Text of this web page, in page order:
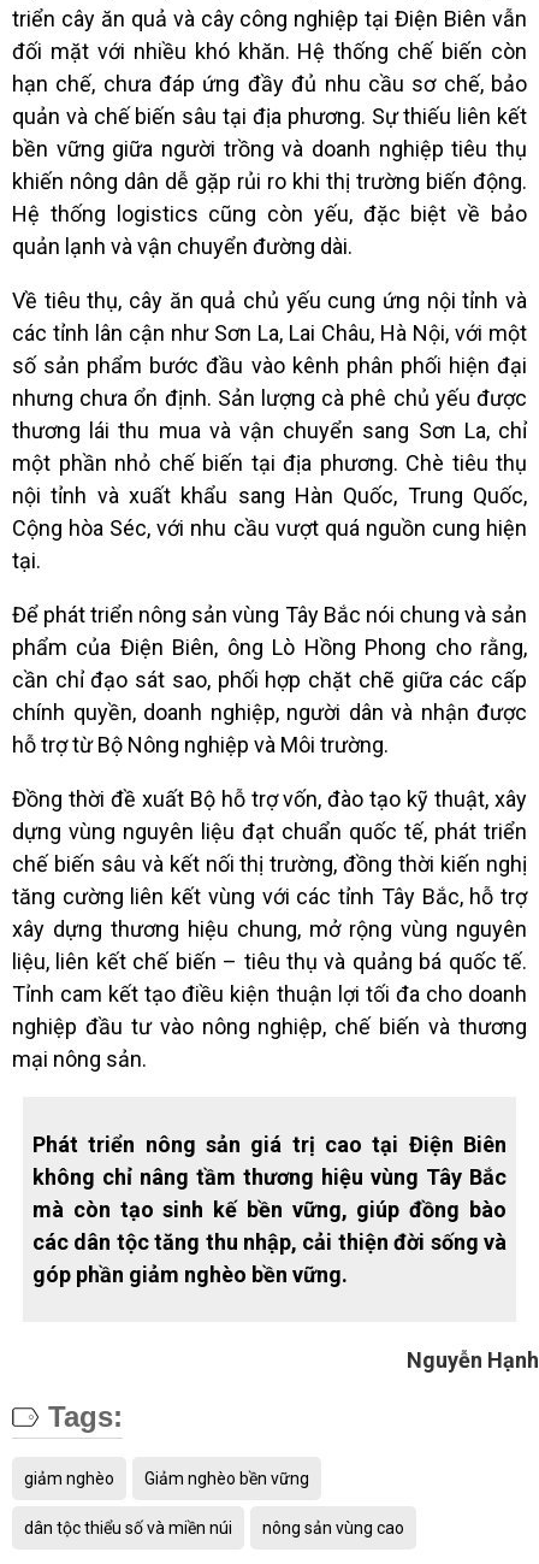
triển cây ăn quả và cây công nghiệp tại Điện Biên vẫn
đối mặt với nhiều khó khăn. Hệ thống chế biến còn
hạn chế, chưa đáp ứng đầy đủ nhu cầu sơ chế, bảo
quản và chế biến sâu tại địa phương. Sự thiếu liên kết
bền vững giữa người trồng và doanh nghiệp tiêu thụ
khiến nông dân dễ gặp rủi ro khi thị trường biến động.
Hệ thống logistics cũng còn yếu, đặc biệt về bảo
quản lạnh và vận chuyển đường dài.
Về tiêu thụ, cây ăn quả chủ yếu cung ứng nội tỉnh và
các tỉnh lân cận như Sơn La, Lai Châu, Hà Nội, với một
số sản phẩm bước đầu vào kênh phân phối hiện đại
nhưng chưa ổn định. Sản lượng cà phê chủ yếu được
thương lái thu mua và vận chuyển sang Sơn La, chỉ
một phần nhỏ chế biến tại địa phương. Chè tiêu thụ
nội tỉnh và xuất khẩu sang Hàn Quốc, Trung Quốc,
Cộng hòa Séc, với nhu cầu vượt quá nguồn cung hiện
tại.
Để phát triển nông sản vùng Tây Bắc nói chung và sản
phẩm của Điện Biên, ông Lò Hồng Phong cho rằng,
cần chỉ đạo sát sao, phối hợp chặt chẽ giữa các cấp
chính quyền, doanh nghiệp, người dân và nhận được
hỗ trợ từ Bộ Nông nghiệp và Môi trường.
Đồng thời đề xuất Bộ hỗ trợ vốn, đào tạo kỹ thuật, xây
dựng vùng nguyên liệu đạt chuẩn quốc tế, phát triển
chế biến sâu và kết nối thị trường, đồng thời kiến nghị
tăng cường liên kết vùng với các tỉnh Tây Bắc, hỗ trợ
xây dựng thương hiệu chung, mở rộng vùng nguyên
liệu, liên kết chế biến – tiêu thụ và quảng bá quốc tế.
Tỉnh cam kết tạo điều kiện thuận lợi tối đa cho doanh
nghiệp đầu tư vào nông nghiệp, chế biến và thương
mại nông sản.
Phát triển nông sản giá trị cao tại Điện Biên
không chỉ nâng tầm thương hiệu vùng Tây Bắc
mà còn tạo sinh kế bền vững, giúp đồng bào
các dân tộc tăng thu nhập, cải thiện đời sống và
góp phần giảm nghèo bền vững.
Nguyễn Hạnh
Tags:
giảm nghèo Giảm nghèo bền vững
dân tộc thiểu số và miền núi nông sản vùng cao